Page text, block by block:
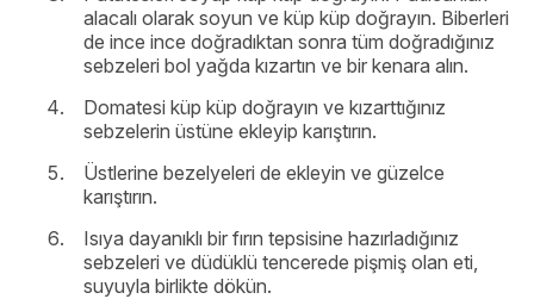
alacalı olarak soyun ve küp küp doğrayın. Biberleri
de ince ince doğradıktan sonra tüm doğradığınız
sebzeleri bol yağda kızartın ve bir kenara alın.
Domatesi küp küp doğrayın ve kızarttığınız
sebzelerin üstüne ekleyip karıştırın.
Üstlerine bezelyeleri de ekleyin ve güzelce
karıştırın.
Isıya dayanıklı bir fırın tepsisine hazırladığınız
sebzeleri ve düdüklü tencerede pişmiş olan eti,
suyuyla birlikte dökün.